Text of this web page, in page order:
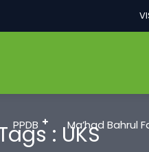
VISI
PPDB Ma’had Bahrul
: UKS